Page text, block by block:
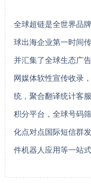
全球超链是全世界品
球出海企业第一时间
并汇集了全球生态广
网媒体软性宣传收录
统，聚合翻译统计客
积分平台，全球号码
化点对点国际短信群
件机器人应用等一站